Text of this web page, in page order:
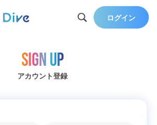
ログイン
Sign Up
アカウント登録